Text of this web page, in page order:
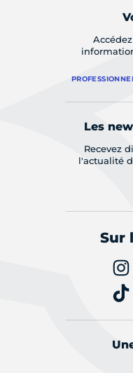
Les
Recevez
l'actualité
Sur